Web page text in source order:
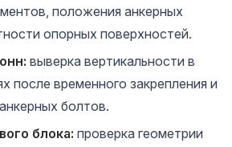
положения анкерных
опорных поверхностей.
выверка вертикальности в
после временного закрепления и
болтов.
блока: проверка геометрии